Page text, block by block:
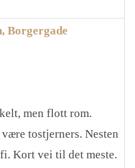
Borgergade
men flott rom.
tostjerners. Nesten
Kort vei til det meste.